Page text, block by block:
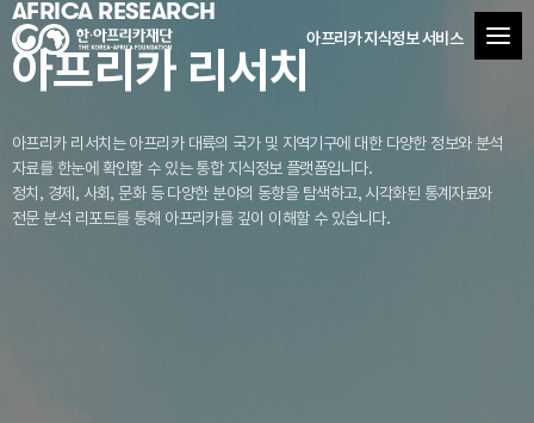
아프리카 지식정보 서비스
AFRICA RESEARCH
아프리카 리서치
아프리카 리서치는 아프리카 대륙의 국가 및 지역기구에 대한 다양한 정보와 분석
자료를 한눈에 확인할 수 있는 통합 지식정보 플랫폼입니다.
정치, 경제, 사회, 문화 등 다양한 분야의 동향을 탐색하고, 시각화된 통계자료와
전문 분석 리포트를 통해 아프리카를 깊이 이해할 수 있습니다.